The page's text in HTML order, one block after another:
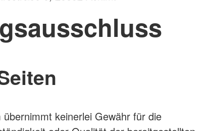
keinerlei Gewähr für die